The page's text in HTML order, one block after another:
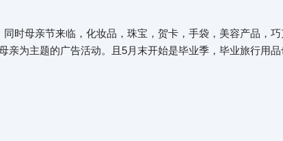
时母亲节来临，化妆品，珠宝，贺卡，手袋，美容产品，
亲为主题的广告活动。且5月末开始是毕业季，毕业旅行用